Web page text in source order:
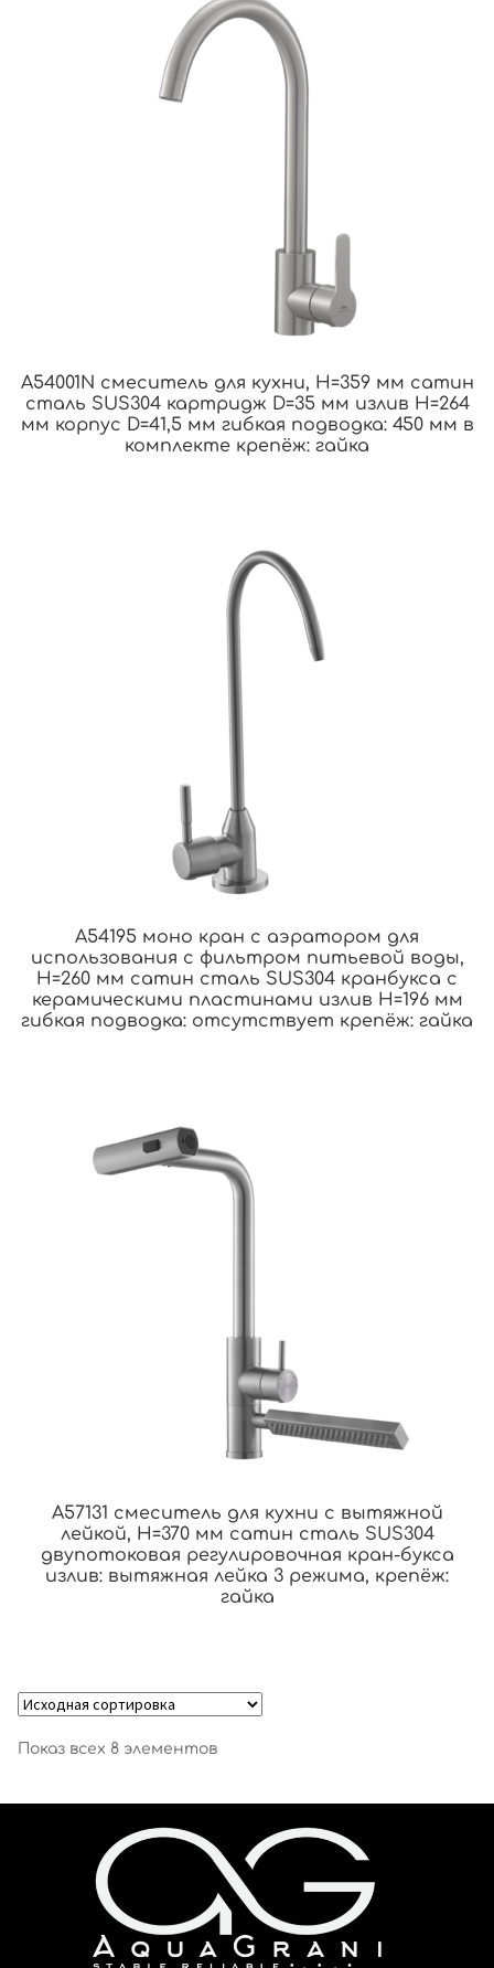
A54001N смеситель для кухни, H=359 мм сатин
сталь SUS304 картридж D=35 мм излив H=264
мм корпус D=41,5 мм гибкая подводка: 450 мм в
комплекте крепёж: гайка
A54195 моно кран с аэратором для
использования с фильтром питьевой воды,
H=260 мм сатин сталь SUS304 кранбукса с
керамическими пластинами излив H=196 мм
гибкая подводка: отсутствует крепёж: гайка
A57131 смеситель для кухни с вытяжной
лейкой, H=370 мм сатин сталь SUS304
двупотоковая регулировочная кран-букса
излив: вытяжная лейка 3 режима, крепёж:
гайка
Показ всех 8 элементов